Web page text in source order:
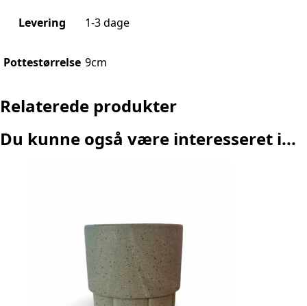
Levering 1-3 dage
Pottestørrelse 9cm
Relaterede produkter
Du kunne også være interesseret i...